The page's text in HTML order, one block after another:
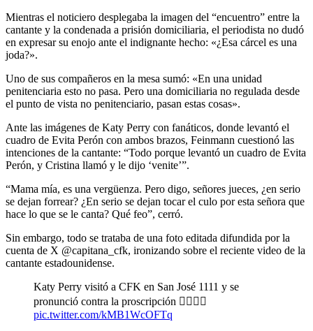
Mientras el noticiero desplegaba la imagen del “encuentro” entre la
cantante y la condenada a prisión domiciliaria, el periodista no dudó
en expresar su enojo ante el indignante hecho: «¿Esa cárcel es una
joda?».
Uno de sus compañeros en la mesa sumó: «En una unidad
penitenciaria esto no pasa. Pero una domiciliaria no regulada desde
el punto de vista no penitenciario, pasan estas cosas».
Ante las imágenes de Katy Perry con fanáticos, donde levantó el
cuadro de Evita Perón con ambos brazos, Feinmann cuestionó las
intenciones de la cantante: “Todo porque levantó un cuadro de Evita
Perón, y Cristina llamó y le dijo ‘venite’”.
“Mama mía, es una vergüenza. Pero digo, señores jueces, ¿en serio
se dejan forrear? ¿En serio se dejan tocar el culo por esta señora que
hace lo que se le canta? Qué feo”, cerró.
Sin embargo, todo se trataba de una foto editada difundida por la
cuenta de X @capitana_cfk, ironizando sobre el reciente video de la
cantante estadounidense.
Katy Perry visitó a CFK en San José 1111 y se
pronunció contra la proscripción ✌🏻🇦🇷
pic.twitter.com/kMB1WcOFTq